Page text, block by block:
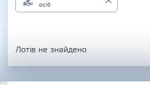
осіб
Лотів не знайдено